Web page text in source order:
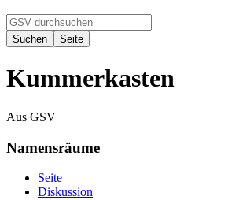
Kummerkasten
Aus GSV
Namensräume
Seite
Diskussion